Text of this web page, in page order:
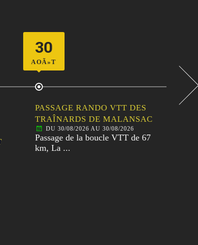
30
AOÃ»T
PASSAGE RANDO VTT DES
TRAÎNARDS DE MALANSAC
DU 30/08/2026 AU 30/08/2026
Passage de la boucle VTT de 67
km, La ...